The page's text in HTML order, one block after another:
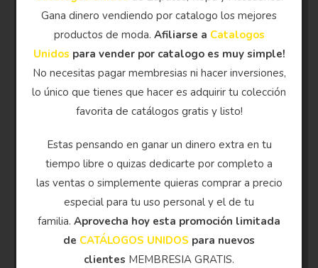
Gana dinero vendiendo por catalogo los mejores
productos de moda. Afiliarse a Catalogos
Unidos para vender por catalogo es muy simple!
No necesitas pagar membresias ni hacer inversiones,
lo único que tienes que hacer es adquirir tu colección
favorita de catálogos gratis y listo!
Estas pensando en ganar un dinero extra en tu
tiempo libre o quizas dedicarte por completo a
las ventas o simplemente quieras comprar a precio
especial para tu uso personal y el de tu
familia.Aprovecha hoy esta promoción limitada
de CATÁLOGOS UNIDOS para nuevos
clientes MEMBRESIA GRATIS.